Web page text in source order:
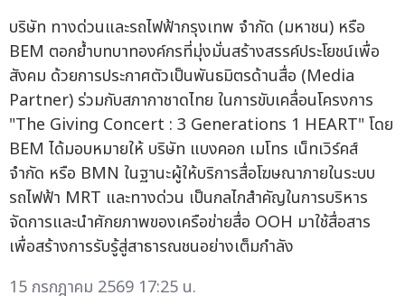
บริษัท ทางด่วนและรถไฟฟ้ากรุงเทพ จำกัด (มหาชน) หรือ
BEM ตอกย้ำบทบาทองค์กรที่มุ่งมั่นสร้างสรรค์ประโยชน์เพื่อ
สังคม ด้วยการประกาศตัวเป็นพันธมิตรด้านสื่อ (Media
Partner) ร่วมกับสภากาชาดไทย ในการขับเคลื่อนโครงการ
"The Giving Concert : 3 Generations 1 HEART" โดย
BEM ได้มอบหมายให้ บริษัท แบงคอก เมโทร เน็ทเวิร์คส์
จำกัด หรือ BMN ในฐานะผู้ให้บริการสื่อโฆษณาภายในระบบ
รถไฟฟ้า MRT และทางด่วน เป็นกลไกสำคัญในการบริหาร
จัดการและนำศักยภาพของเครือข่ายสื่อ OOH มาใช้สื่อสาร
เพื่อสร้างการรับรู้สู่สาธารณชนอย่างเต็มกำลัง
15 กรกฎาคม 2569 17:25 น.